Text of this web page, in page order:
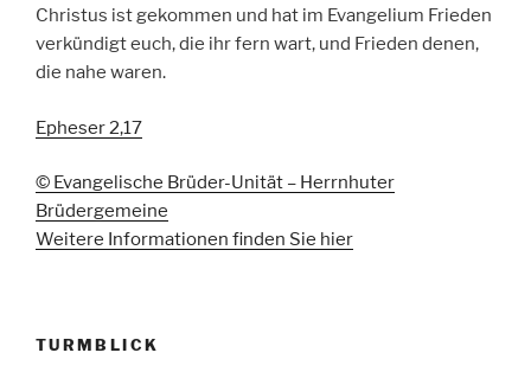
Christus ist gekommen und hat im Evangelium Frieden
verkündigt euch, die ihr fern wart, und Frieden denen,
die nahe waren.
Epheser 2,17
© Evangelische Brüder-Unität – Herrnhuter
Brüdergemeine
Weitere Informationen finden Sie hier
TURMBLICK